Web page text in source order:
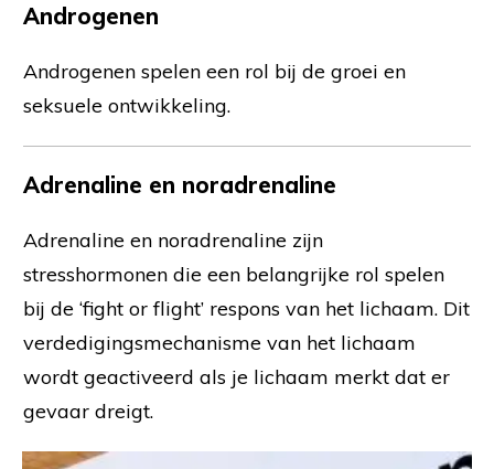
Androgenen
Androgenen spelen een rol bij de groei en
seksuele ontwikkeling.
Adrenaline en noradrenaline
Adrenaline en noradrenaline zijn
stresshormonen die een belangrijke rol spelen
bij de ‘fight or flight’ respons van het lichaam. Dit
verdedigingsmechanisme van het lichaam
wordt geactiveerd als je lichaam merkt dat er
gevaar dreigt.